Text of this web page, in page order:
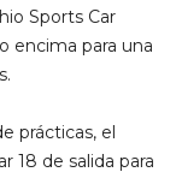
Sports Car
encima para una
prácticas, el
18 de salida para